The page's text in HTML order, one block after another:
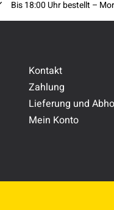
Bis 18:00 Uhr bestellt –
Kontakt
Zahlung
Lieferung und
Mein Konto